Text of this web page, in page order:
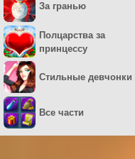
За гранью
Полцарства за
принцессу
Стильные девчонки
Все части